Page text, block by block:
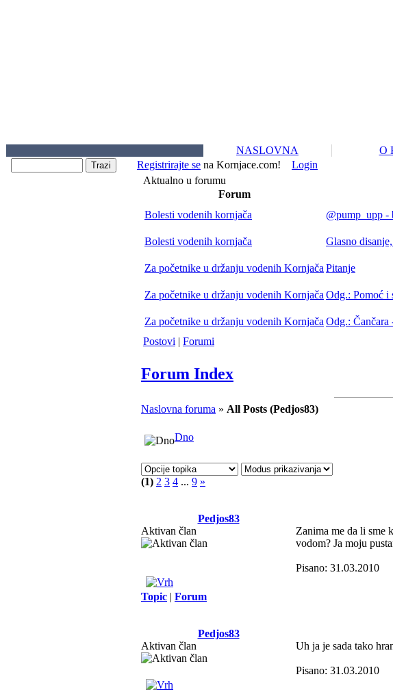
NASLOVNA O
Registrirajte se na Kornjace.com! Login
Aktualno u forumu
Forum
Bolesti vodenih kornjača
@pump_upp -
Bolesti vodenih kornjača
Glasno
Za početnike u držanju vodenih Kornjača Pitanje
Za početnike u držanju vodenih Kornjača Odg.: Pomoć i
Za početnike u držanju vodenih Kornjača Odg.: Čančara
Postovi | Forumi
Forum Index
Naslovna foruma » All Posts (Pedjos83)
Dno
(1) 2 3 4 ... 9 »
Pedjos83
Aktivan član
Zanima me da li sme
vodom? Ja moju
Pisano: 31.03.2010
Topic | Forum
Pedjos83
Aktivan član
Uh ja je sada tako
Pisano: 31.03.2010